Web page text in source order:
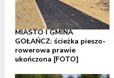
MIASTO I GMINA
GOŁAŃCZ: ścieżka pieszo-
rowerowa prawie
ukończona [FOTO]